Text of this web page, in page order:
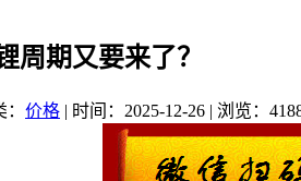
周期又要来了？
价格 | 时间：2025-12-26 | 浏览：